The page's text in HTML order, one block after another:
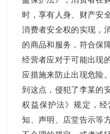
时，享有人身、财产安
消费者安全权的实现，
的商品和服务，符合保
经营者应对于可能出现
应措施来防止出现危险
到这点，侵犯了李某的
权益保护法》规定，
知、声明、店堂告示等